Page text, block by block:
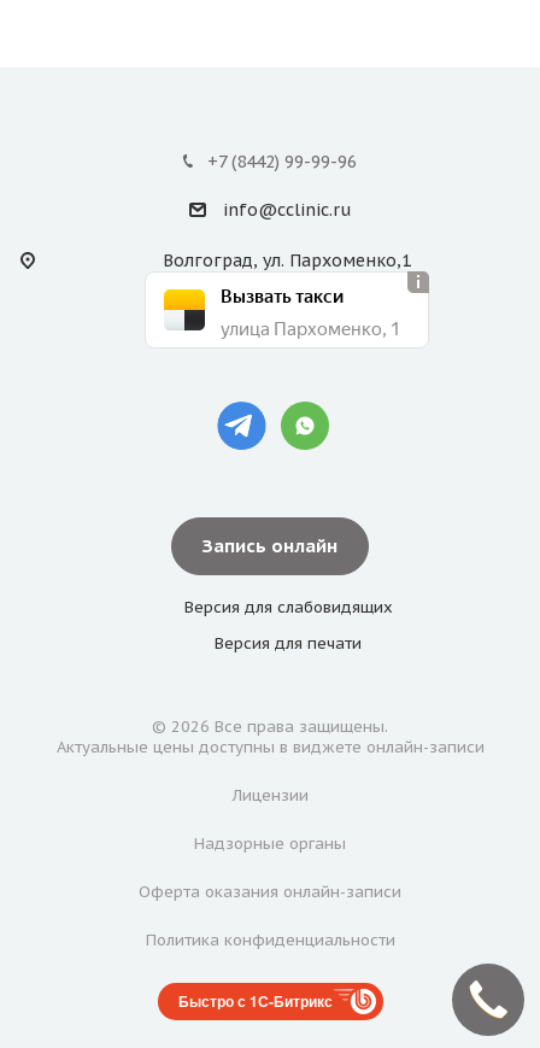
+7 (8442) 99-99-96
info@cclinic.ru
Волгоград, ул. Пархоменко,1
Вызвать такси
улица Пархоменко, 1
Запись онлайн
Версия для слабовидящих
Версия для печати
© 2026 Все права защищены.
Актуальные цены доступны в виджете онлайн-записи
Лицензии
Надзорные органы
Оферта оказания онлайн-записи
Политика конфиденциальности
Быстро с 1С-Битрикс